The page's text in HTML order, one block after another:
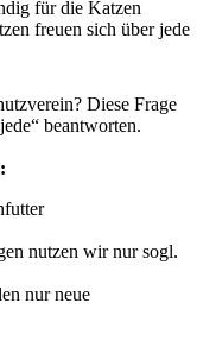
für die Katzen
freuen sich über jede
Diese Frage
beantworten.
nutzen wir nur sogl.
nur neue